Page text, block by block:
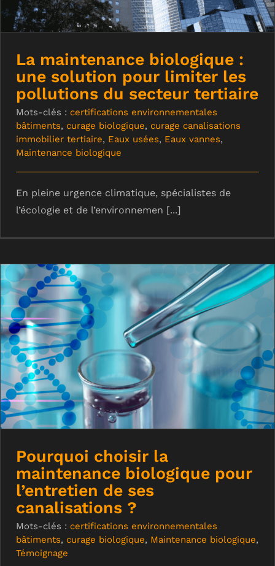
La maintenance biologique :
une solution pour limiter les
pollutions du secteur tertiaire
Mots-clés : certifications environnementales
bâtiments, curage biologique, curage canalisations
immobilier tertiaire, Eaux usées, Eaux vannes,
Maintenance biologique
En pleine urgence climatique, spécialistes de
l’écologie et de l’environnemen [...]
Pourquoi choisir la maintenance
biologique pour l’entretien de ses
canalisations ?
Pourquoi choisir la
maintenance biologique pour
l’entretien de ses
canalisations ?
Mots-clés : certifications environnementales
bâtiments, curage biologique, Maintenance biologique,
Témoignage